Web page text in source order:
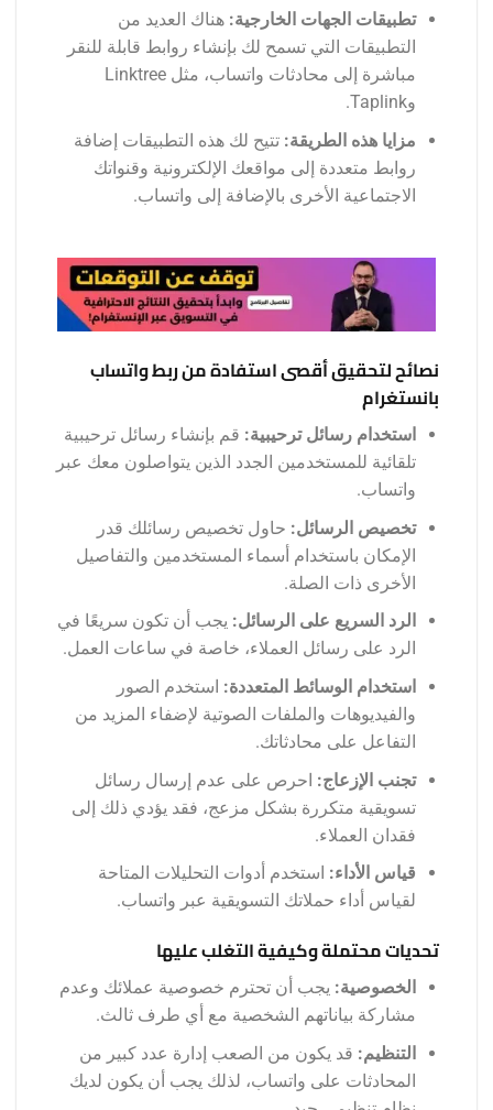
تطبيقات الجهات الخارجية: هناك العديد من
التطبيقات التي تسمح لك بإنشاء روابط قابلة للنقر
مباشرة إلى محادثات واتساب، مثل Linktree
وTaplink.
مزايا هذه الطريقة: تتيح لك هذه التطبيقات إضافة
روابط متعددة إلى مواقعك الإلكترونية وقنواتك
الاجتماعية الأخرى بالإضافة إلى واتساب.
نصائح لتحقيق أقصى استفادة من ربط واتساب
بانستغرام
استخدام رسائل ترحيبية: قم بإنشاء رسائل ترحيبية
تلقائية للمستخدمين الجدد الذين يتواصلون معك عبر
واتساب.
تخصيص الرسائل: حاول تخصيص رسائلك قدر
الإمكان باستخدام أسماء المستخدمين والتفاصيل
الأخرى ذات الصلة.
الرد السريع على الرسائل: يجب أن تكون سريعًا في
الرد على رسائل العملاء، خاصة في ساعات العمل.
استخدام الوسائط المتعددة: استخدم الصور
والفيديوهات والملفات الصوتية لإضفاء المزيد من
التفاعل على محادثاتك.
تجنب الإزعاج: احرص على عدم إرسال رسائل
تسويقية متكررة بشكل مزعج، فقد يؤدي ذلك إلى
فقدان العملاء.
قياس الأداء: استخدم أدوات التحليلات المتاحة
لقياس أداء حملاتك التسويقية عبر واتساب.
تحديات محتملة وكيفية التغلب عليها
الخصوصية: يجب أن تحترم خصوصية عملائك وعدم
مشاركة بياناتهم الشخصية مع أي طرف ثالث.
التنظيم: قد يكون من الصعب إدارة عدد كبير من
المحادثات على واتساب، لذلك يجب أن يكون لديك